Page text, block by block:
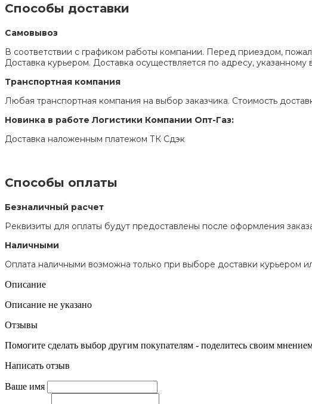
Способы доставки
Самовывоз
В соответствии с графиком работы компании. Перед приездом,
Доставка курьером. Доставка осуществляется по адресу,
Транспортная компания
Любая транспортная компания на выбор заказчика. Стоимость
Новинка в работе Логистики Компании Опт-Газ:
Доставка наложенным платежом ТК Сдэк
Способы оплаты
Безналичный расчет
Реквизиты для оплаты будут предоставлены после оформления
Наличными
Оплата наличными возможна только при выборе доставки курьером
Описание
Описание не указано
Отзывы
Помогите сделать выбор другим покупателям - поделитесь своим
Написать отзыв
Ваше имя